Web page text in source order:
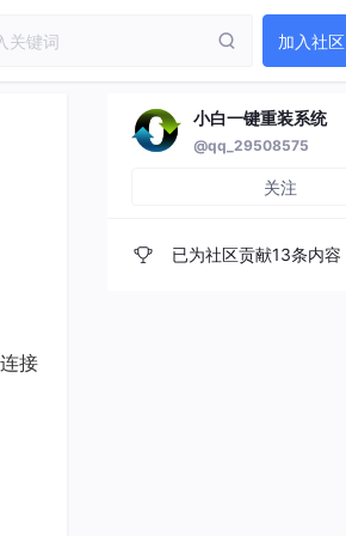
加入社区
接
小白一键重装系统
@qq_29508575
关注
已为社区贡献13条内容